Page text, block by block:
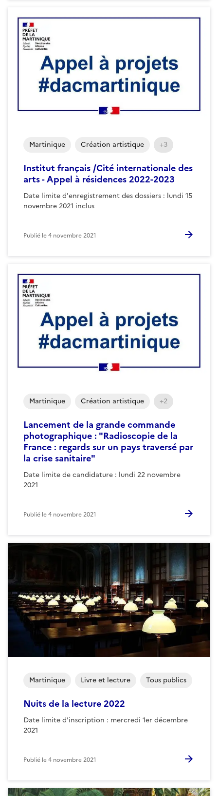
Institut français /Cité internationale des
arts - Appel à résidences 2022-2023
Date limite d'enregistrement des dossiers : lundi 15
novembre 2021 inclus
Martinique Création artistique +3
Publié le4 novembre 2021
Lancement de la grande commande
photographique : "Radioscopie de la
France : regards sur un pays traversé par
la crise sanitaire"
Date limite de candidature : lundi 22 novembre
2021
Martinique Création artistique +2
Publié le4 novembre 2021
Nuits de la lecture 2022
Date limite d'inscription : mercredi 1er décembre
2021
Martinique Livre et lecture Tous publics
Publié le4 novembre 2021